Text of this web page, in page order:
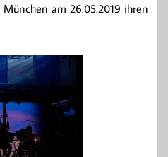
am 26.05.2019 ihren